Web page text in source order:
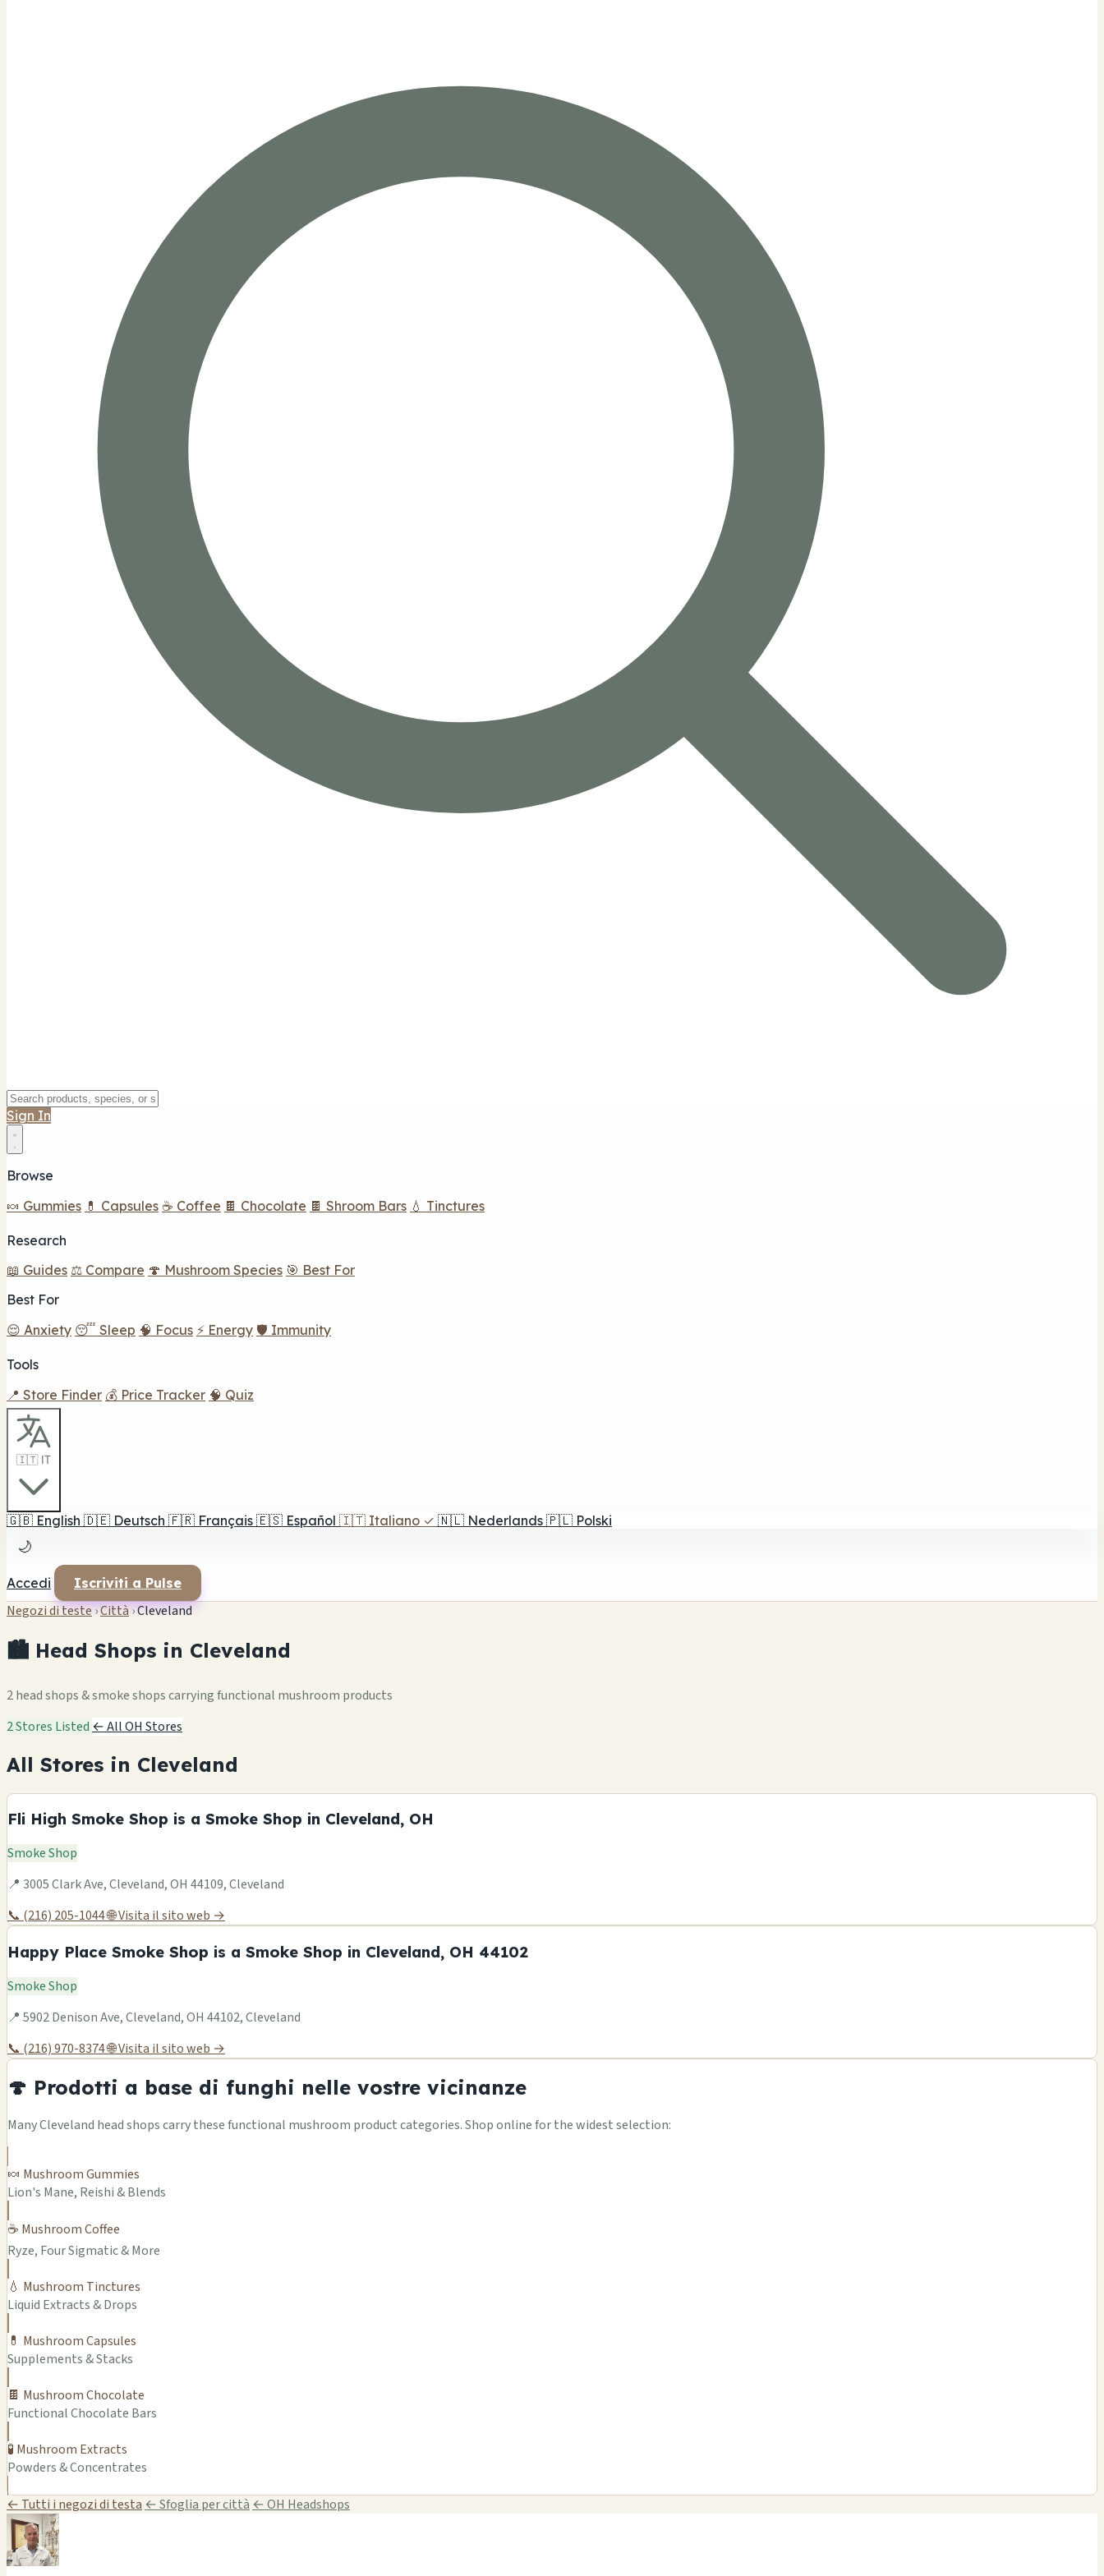
Sign In
Browse
🍬 Gummies 💊 Capsules ☕ Coffee 🍫 Chocolate 🍫 Shroom Bars 💧 Tinctures
Research
📖 Guides ⚖️ Compare 🍄 Mushroom Species 🎯 Best For
Best For
😌 Anxiety 😴 Sleep 🧠 Focus ⚡ Energy 🛡️ Immunity
Tools
📍 Store Finder 💰 Price Tracker 🧠 Quiz
🇮🇹 IT
🇬🇧 English 🇩🇪 Deutsch 🇫🇷 Français 🇪🇸 Español 🇮🇹 Italiano ✓ 🇳🇱 Nederlands 🇵🇱 Polski
🌙
Accedi Iscriviti a Pulse
Negozi di teste›Città›Cleveland
🏙️ Head Shops in Cleveland
2 head shops & smoke shops carrying functional mushroom products
2 Stores Listed ← All OH Stores
All Stores in Cleveland
Fli High Smoke Shop is a Smoke Shop in Cleveland, OH
Smoke Shop
📍 3005 Clark Ave, Cleveland, OH 44109, Cleveland
📞 (216) 205-1044🌐 Visita il sito web →
Happy Place Smoke Shop is a Smoke Shop in Cleveland, OH 44102
Smoke Shop
📍 5902 Denison Ave, Cleveland, OH 44102, Cleveland
📞 (216) 970-8374🌐 Visita il sito web →
🍄 Prodotti a base di funghi nelle vostre vicinanze
Many Cleveland head shops carry these functional mushroom product categories. Shop online for the widest selection:
🍬 Mushroom Gummies
Lion's Mane, Reishi & Blends
☕ Mushroom Coffee
Ryze, Four Sigmatic & More
💧 Mushroom Tinctures
Liquid Extracts & Drops
💊 Mushroom Capsules
Supplements & Stacks
🍫 Mushroom Chocolate
Functional Chocolate Bars
🧪 Mushroom Extracts
Powders & Concentrates
← Tutti i negozi di testa ← Sfoglia per città ← OH Headshops